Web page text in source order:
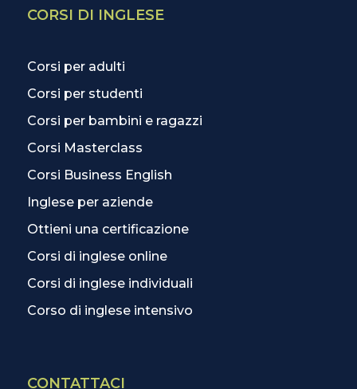
CORSI DI INGLESE
Corsi per adulti
Corsi per studenti
Corsi per bambini e ragazzi
Corsi Masterclass
Corsi Business English
Inglese per aziende
Ottieni una certificazione
Corsi di inglese online
Corsi di inglese individuali
Corso di inglese intensivo
CONTATTACI